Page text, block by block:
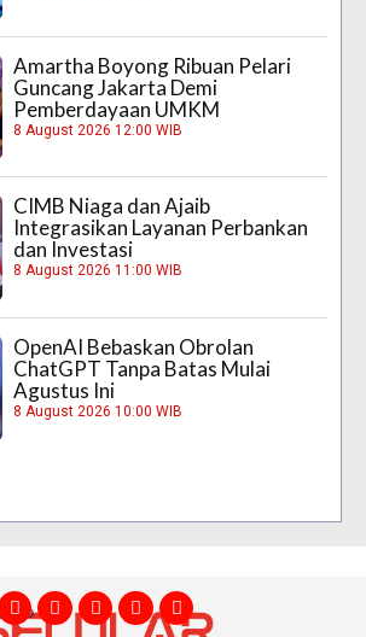
Amartha Boyong Ribuan Pelari
Guncang Jakarta Demi
Pemberdayaan UMKM
8 August 2026 12:00 WIB
CIMB Niaga dan Ajaib
Integrasikan Layanan Perbankan
dan Investasi
8 August 2026 11:00 WIB
OpenAI Bebaskan Obrolan
ChatGPT Tanpa Batas Mulai
Agustus Ini
8 August 2026 10:00 WIB